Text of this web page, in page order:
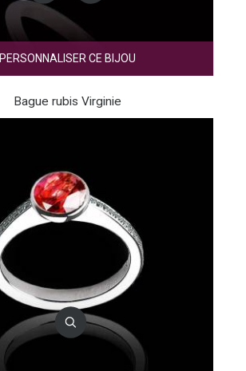
PERSONNALISER CE BIJOU
Bague rubis Virginie